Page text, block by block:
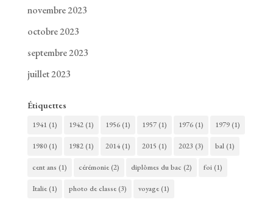
novembre 2023
octobre 2023
septembre 2023
juillet 2023
Étiquettes
1941 (1) 1942(1) 1956(1) 1957(1) 1976(1) 1979(1)
1980(1) 1982(1) 2014(1) 2015 (1) 2023 (3) bal(1)
cent ans (1) cérémonie(2) diplômes du bac (2) foi(1)
Italie(1) photo de classe(3) voyage(1)